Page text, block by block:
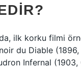
ilk korku filmi
du Diable
Infernal (1903,